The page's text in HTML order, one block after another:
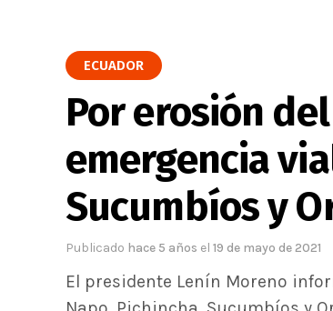
ECUADOR
Por erosión
emergencia
Sucumbíos y
Publicado hace 5 años el 19 de mayo de 2021
El presidente Lenín Moreno